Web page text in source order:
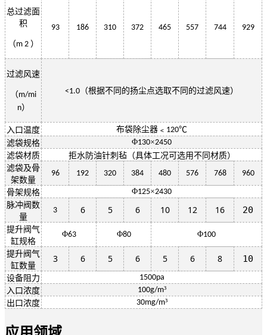
总过滤面
积
（m 2 ）
93 186 310 372 465 557 744 929
过滤风速
（m/mi
n）
<1.0 （根据不同的扬尘点选取不同的过滤风速）
入口温度 布袋除尘器﹤ 120℃
滤袋规格
Φ130×2450
滤袋材质
拒水防油针刺毡（具体工况可选用不同材质）
滤袋及骨
架数量
96 192 320 384 480 576 768 960
骨架规格 Φ125×2430
脉冲阀数
量
3 6 5 6 10 12 16 20
提升阀气
缸规格
Φ63 Φ80 Φ100
提升阀气
缸数量
3 6 5 6 5 6 8 10
设备阻力
1500pa
入口浓度
100g/m³
出口浓度
30mg/m³